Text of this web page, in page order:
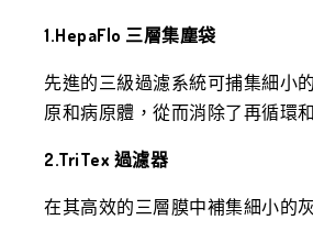
1.HepaFlo 三層集塵袋
先進的三級過濾系統可捕集細小
原和病原體，從而消除了再循環
2.TriTex 過濾器
在其高效的三層膜中補集細小的